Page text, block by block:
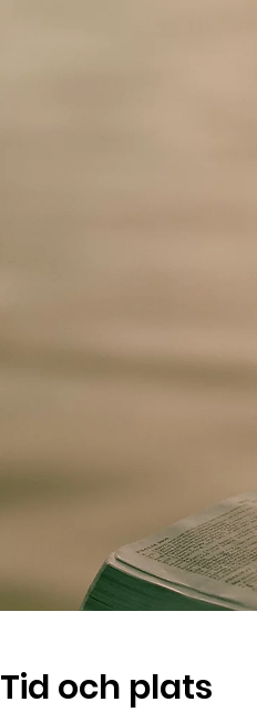
Tid och plats